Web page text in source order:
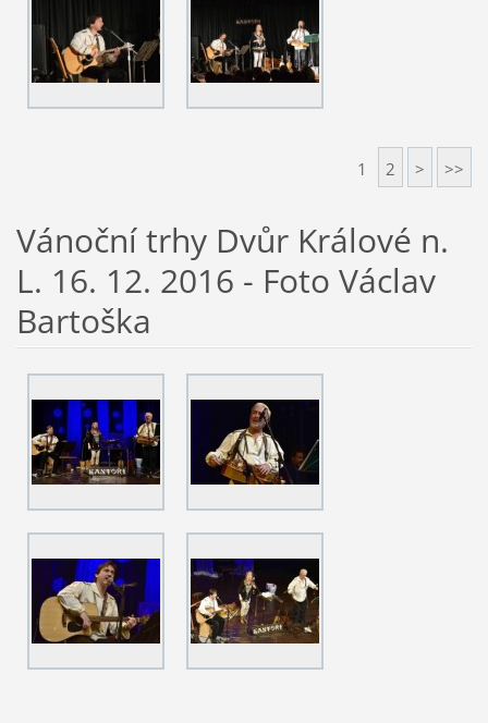
1 2 > >>
Vánoční trhy Dvůr Králové n.
L. 16. 12. 2016 - Foto Václav
Bartoška